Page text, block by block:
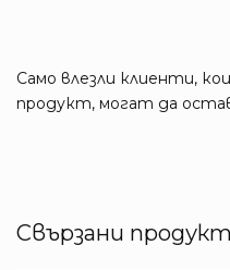
Само влезли клиенти,
продукт, могат да
Свързани